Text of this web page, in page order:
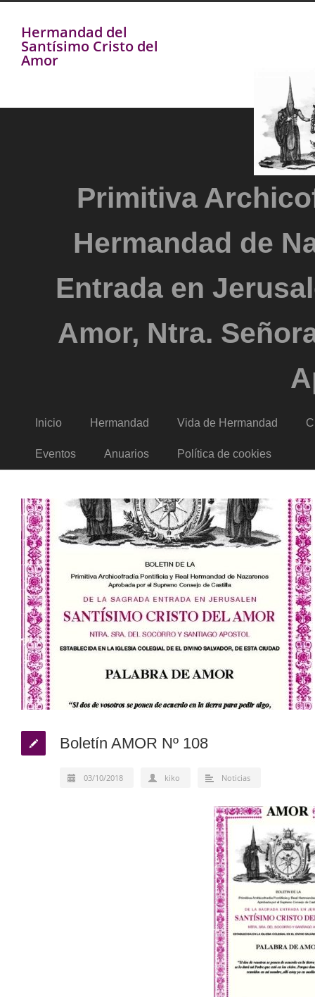
Hermandad del
Santísimo Cristo del
Amor
Primitiva
Hermandad de
Entrada en
Amor, Ntra.
Inicio Hermandad Vida de Hermandad
Eventos Anuarios Política de cookies
Boletín AMOR Nº 108
03/10/2018 kiko Noticias